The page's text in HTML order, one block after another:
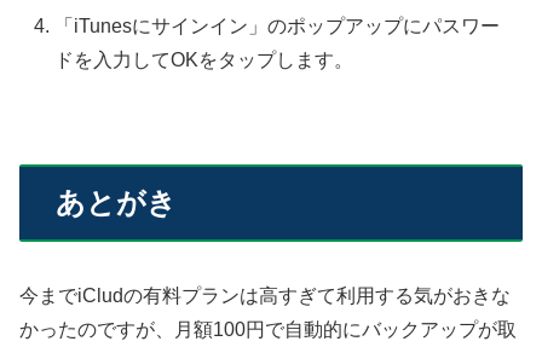
「iTunesにサインイン」のポップアップにパスワー
ドを入力してOKをタップします。
あとがき
今までiCludの有料プランは高すぎて利用する気がおきな
かったのですが、月額100円で自動的にバックアップが取